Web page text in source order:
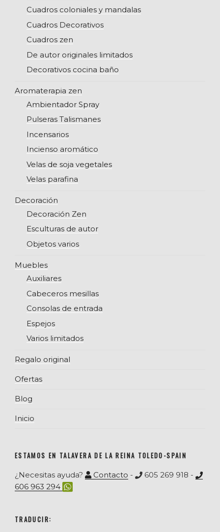
Cuadros coloniales y mandalas
Cuadros Decorativos
Cuadros zen
De autor originales limitados
Decorativos cocina baño
Aromaterapia zen
Ambientador Spray
Pulseras Talismanes
Incensarios
Incienso aromático
Velas de soja vegetales
Velas parafina
Decoración
Decoración Zen
Esculturas de autor
Objetos varios
Muebles
Auxiliares
Cabeceros mesillas
Consolas de entrada
Espejos
Varios limitados
Regalo original
Ofertas
Blog
Inicio
ESTAMOS EN TALAVERA DE LA REINA TOLEDO-SPAIN
¿Necesitas ayuda? Contacto -
605 269 918 -
606 963 294
TRADUCIR: